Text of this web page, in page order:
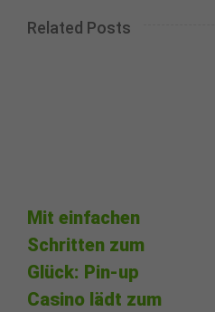
Related Posts
Mit einfachen
Schritten zum
Glück: Pin-up
Casino lädt zum